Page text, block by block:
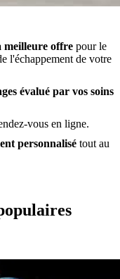
meilleure offre pour le
l'échappement de votre
évalué par vos soins
vous en ligne.
personnalisé tout au